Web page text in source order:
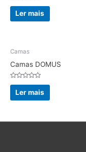
Avaliação
de
5
Ler mais
Camas
Camas DOMUS
Avaliação
de
5
Ler mais